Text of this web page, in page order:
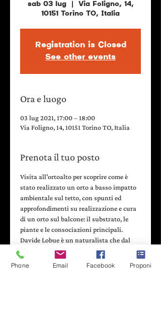
sab 03 lug
  |
Via Foligno, 14,
10151 Torino TO, Italia
Registration is Closed
See other events
Ora e luogo
03 lug 2021, 17:00 – 18:00
Via Foligno, 14, 10151 Torino TO, Italia
Prenota il tuo posto
Visita all'ortoalto per scoprire come è
stato realizzato un orto a basso impatto
ambientale sul tetto, con spunti ed
approfondimenti su realizzazione e cura
di un orto sul balcone: il substrato, le
piante e le consociazioni principali.
Davide Lobue è un naturalista che dal
1997 si occupa di percorsi educativi e
sensibilizzazione ambientale e dal 2004
Phone Email Facebook Proponi